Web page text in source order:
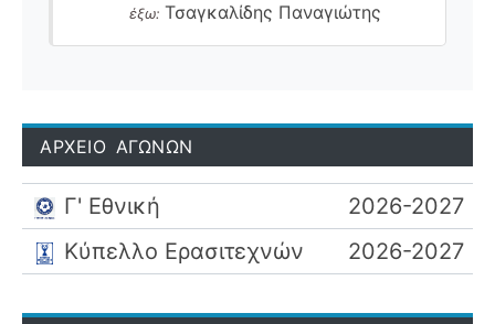
έξω: Τσαγκαλίδης Παναγιώτης
ΑΡΧΕΙΟ ΑΓΩΝΩΝ
Γ' Εθνική
2026-2027
Κύπελλο Ερασιτεχνών
2026-2027